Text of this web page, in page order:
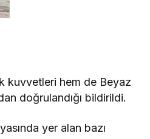
kuvvetleri hem de Beyaz
doğrulandığı bildirildi.
yer alan bazı